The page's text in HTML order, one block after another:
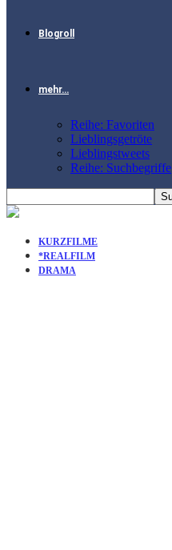
Blogroll
mehr…
Reihe: Favoriten
Lieblingsgetröte
Lieblingstweets
Reihe: Suchbegriffe
KURZFILME
*REALFILM
DRAMA